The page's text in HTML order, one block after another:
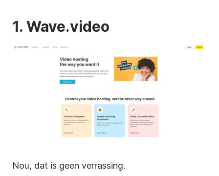
1. Wave.video
Nou, dat is geen verrassing.